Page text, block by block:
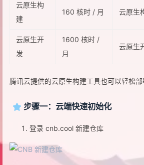
云原生构
建
160 核时 / 月 云原生
云原生开
发
1600 核时 /
月
云原生
腾讯云提供的云原生构建工具也可以轻松部
步骤一：云端快速初始化
登录 cnb.cool 新建仓库